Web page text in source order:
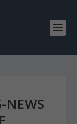
NEWS